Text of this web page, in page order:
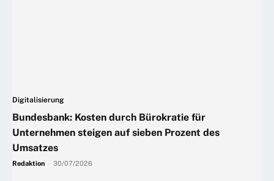
Digitalisierung
Bundesbank: Kosten durch Bürokratie für
Unternehmen steigen auf sieben Prozent des
Umsatzes
Redaktion 30/07/2026